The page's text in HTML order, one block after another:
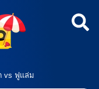
vs ฟูแล่ม